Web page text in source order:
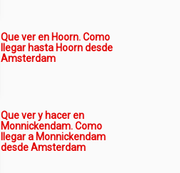
Que ver en Hoorn. Como
llegar hasta Hoorn desde
Amsterdam
Que ver y hacer en
Monnickendam. Como
llegar a Monnickendam
desde Amsterdam